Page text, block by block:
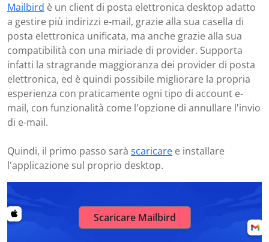
Mailbird è un client di posta elettronica desktop adatto
a gestire più indirizzi e-mail, grazie alla sua casella di
posta elettronica unificata, ma anche grazie alla sua
compatibilità con una miriade di provider. Supporta
infatti la stragrande maggioranza dei provider di posta
elettronica, ed è quindi possibile migliorare la propria
esperienza con praticamente ogni tipo di account e-
mail, con funzionalità come l'opzione di annullare l'invio
di e-mail.
Quindi, il primo passo sarà scaricare e installare
l'applicazione sul proprio desktop.
Scaricare Mailbird